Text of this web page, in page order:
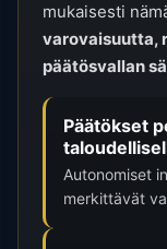
mukaisesti
varovaisuutta,
päätösvallan
Päätökset
Autonomiset
merkittävät